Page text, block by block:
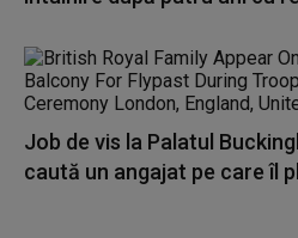
Job de vis la Palatul
caută un angajat pe care îl